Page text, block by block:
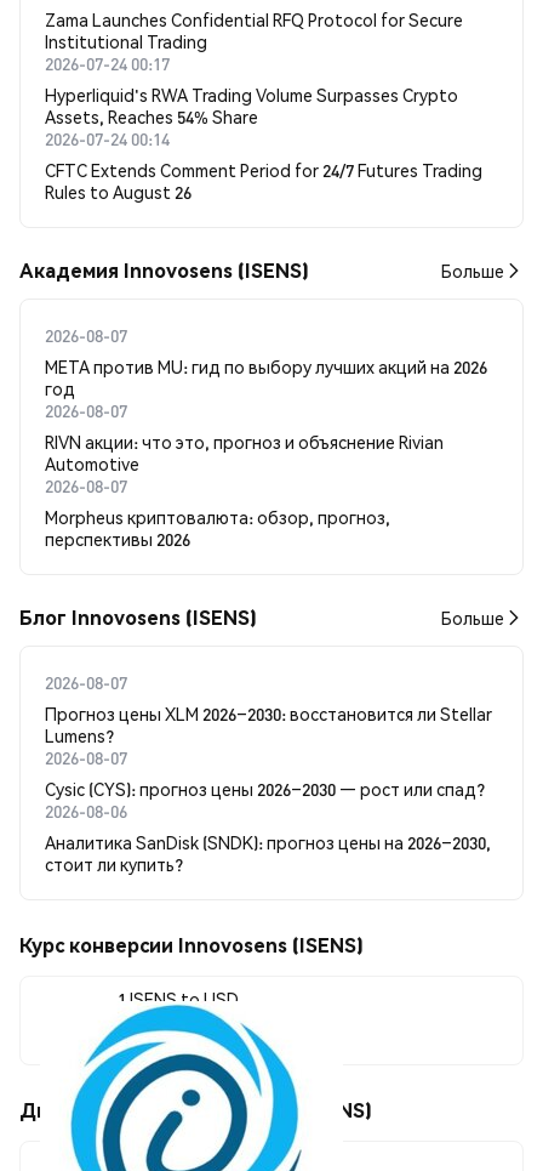
Zama Launches Confidential RFQ Protocol for Secure
Institutional Trading
2026-07-24 00:17
Hyperliquid's RWA Trading Volume Surpasses Crypto
Assets, Reaches 54% Share
2026-07-24 00:14
CFTC Extends Comment Period for 24/7 Futures Trading
Rules to August 26
Академия Innovosens (ISENS) Больше
2026-08-07
META против MU: гид по выбору лучших акций на 2026
год
2026-08-07
RIVN акции: что это, прогноз и объяснение Rivian
Automotive
2026-08-07
Morpheus криптовалюта: обзор, прогноз,
перспективы 2026
Блог Innovosens (ISENS) Больше
2026-08-07
Прогноз цены XLM 2026–2030: восстановится ли Stellar
Lumens?
2026-08-07
Cysic (CYS): прогноз цены 2026–2030 — рост или спад?
2026-08-06
Аналитика SanDisk (SNDK): прогноз цены на 2026–2030,
стоит ли купить?
Курс конверсии Innovosens (ISENS)
1 ISENS to USD
$0.00006289
Движения цены Innovosens (ISENS)